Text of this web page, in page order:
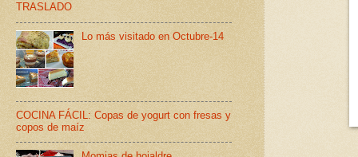
TRASLADO
Lo más visitado en Octubre-14
COCINA FÁCIL: Copas de yogurt con fresas y
copos de maíz